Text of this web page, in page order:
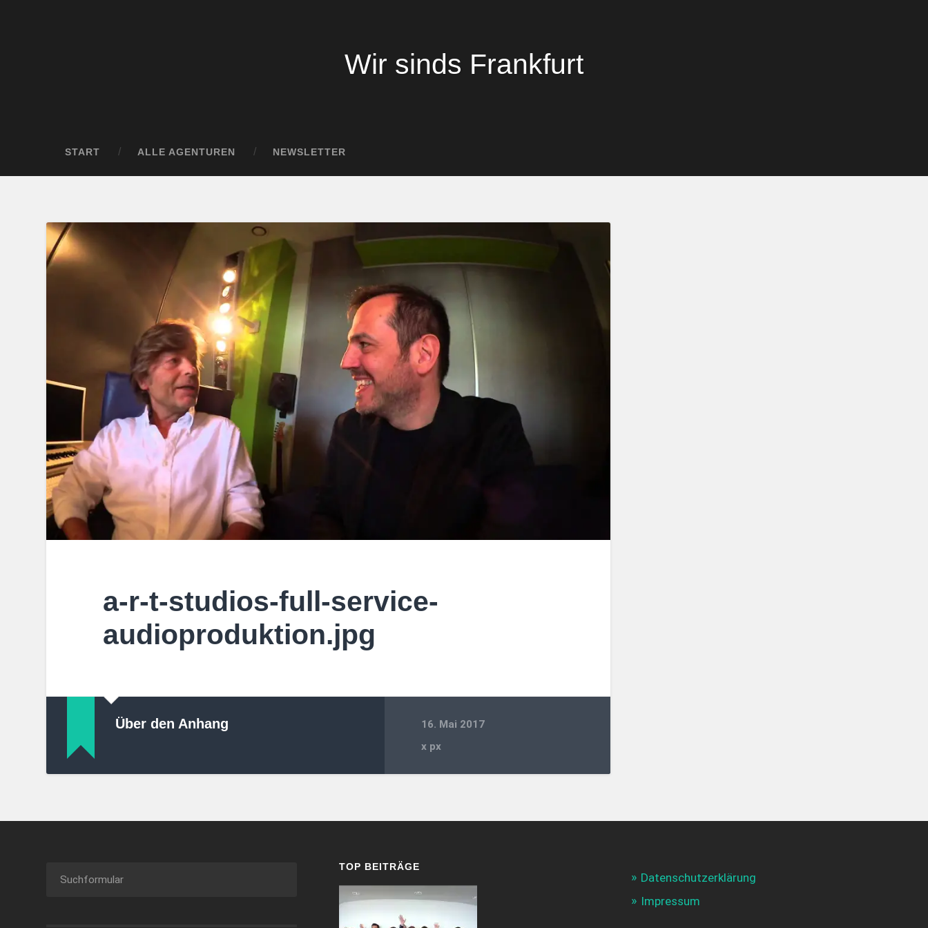
Wir sinds Frankfurt
START ALLE AGENTUREN NEWSLETTER
a-r-t-studios-full-service-
audioproduktion.jpg
Über den Anhang
16. Mai 2017
x px
TOP BEITRÄGE
Datenschutzerklärung
Impressum